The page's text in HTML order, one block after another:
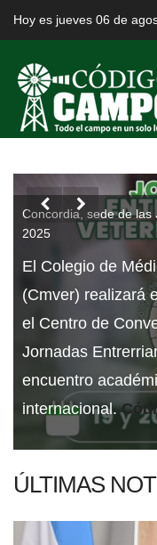
Hoy es jueves 06 de
Durante la
de Coninagro, el
Magnano, puso
nuestro país.
que tiene el sector
Rogelio Frigerio,
histórico de Entre
Código Campo
 
ÚLTIMAS